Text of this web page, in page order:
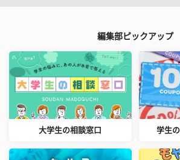
編集部ピックアップ
大学生の相談窓口 学生